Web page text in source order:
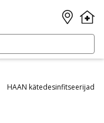
HAAN kätedesinfitseerijad